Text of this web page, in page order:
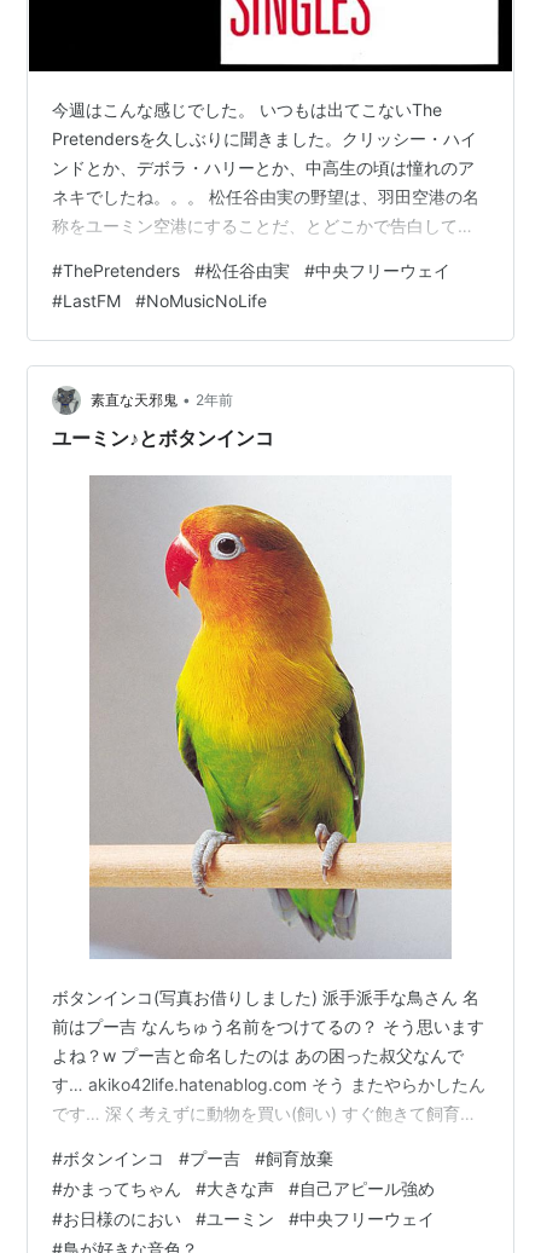
今週はこんな感じでした。 いつもは出てこないThe
Pretendersを久しぶりに聞きました。クリッシー・ハイ
ンドとか、デボラ・ハリーとか、中高生の頃は憧れのア
ネキでしたね。。。 松任谷由実の野望は、羽田空港の名
称をユーミン空港にすることだ、とどこかで告白してい
になる方が早い気もします。 Neue Musik ～ YUMI
MATSUTOYA COMPLETE BEST VOL.1 Universal Music
LLC Amazon The Singles Warner Records Amazon ラン
キング参加中音楽
#ThePretenders #松任谷由実 #中央フリーウェイ
#LastFM #NoMusicNoLife
素直な天邪鬼 • 2年前
ユーミン♪とボタンインコ
ボタンインコ(写真お借りしました) 派手派手な鳥さん 名
前はプー吉 なんちゅう名前をつけてるの？ そう思います
よね？w プー吉と命名したのは あの困った叔父なんで
す… akiko42life.hatenablog.com そう またやらかしたん
です… 深く考えずに動物を買い(飼い) すぐ飽きて飼育放
きた ボタンインコのプー吉 ボタンインコは 私が先に飼
っていました (それをみた従姉妹が欲しがり 叔父が購入
する流れ…) 我が家にやってきたプー吉は 自己アピールが
#ボタンインコ #プー吉 #飼育放棄
#かまってちゃん #大きな声 #自己アピール強め
#お日様のにおい #ユーミン #中央フリーウェイ
#鳥が好きな音色？